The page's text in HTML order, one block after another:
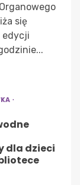
się
edycji
dla dzieci